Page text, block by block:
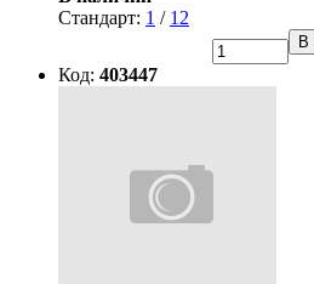
Стандарт: 1 / 12
В
Код: 403447